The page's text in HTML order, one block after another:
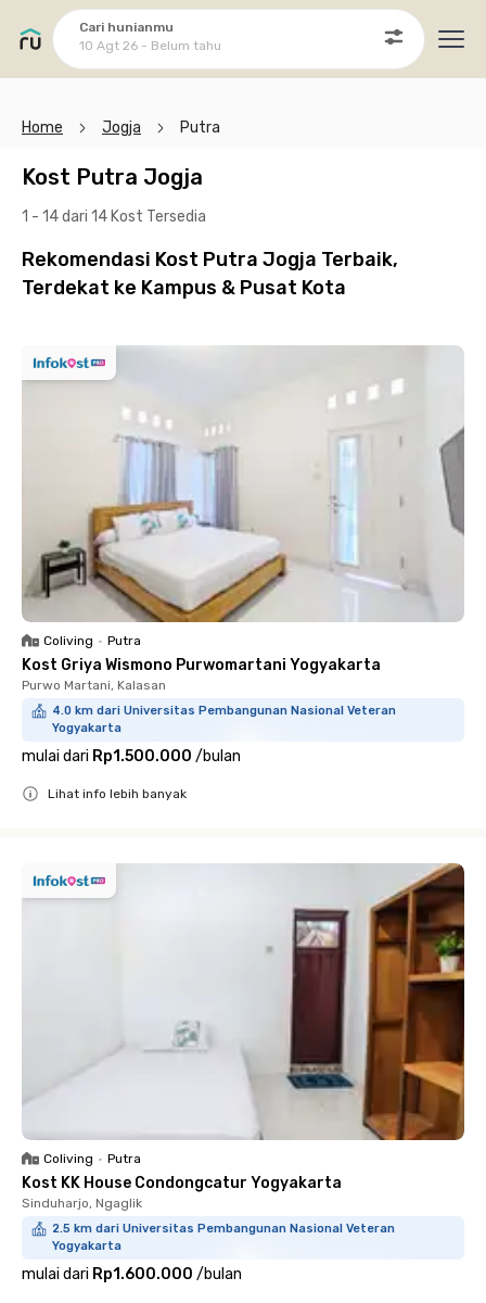
Cari hunianmu
10 Agt 26 - Belum tahu
Home Jogja Putra
Kost Putra Jogja
1 - 14 dari 14 Kost Tersedia
Rekomendasi Kost Putra Jogja Terbaik,
Terdekat ke Kampus & Pusat Kota
Coliving • Putra
Kost Griya Wismono Purwomartani Yogyakarta
Purwo Martani, Kalasan
4.0 km dari Universitas Pembangunan Nasional Veteran
Yogyakarta
mulai dari Rp1.500.000 /bulan
Lihat info lebih banyak
Coliving • Putra
Kost KK House Condongcatur Yogyakarta
Sinduharjo, Ngaglik
2.5 km dari Universitas Pembangunan Nasional Veteran
Yogyakarta
mulai dari Rp1.600.000 /bulan